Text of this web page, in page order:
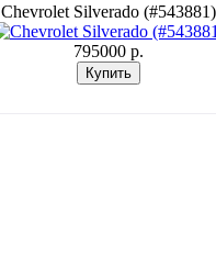
Chevrolet Silverado (#543881)
795000 p.